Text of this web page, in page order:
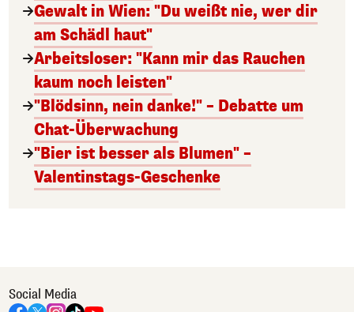
Gewalt in Wien: "Du weißt nie, wer dir
am Schädl haut"
Arbeitsloser: "Kann mir das Rauchen
kaum noch leisten"
"Blödsinn, nein danke!" – Debatte um
Chat-Überwachung
"Bier ist besser als Blumen" –
Valentinstags-Geschenke
Social Media